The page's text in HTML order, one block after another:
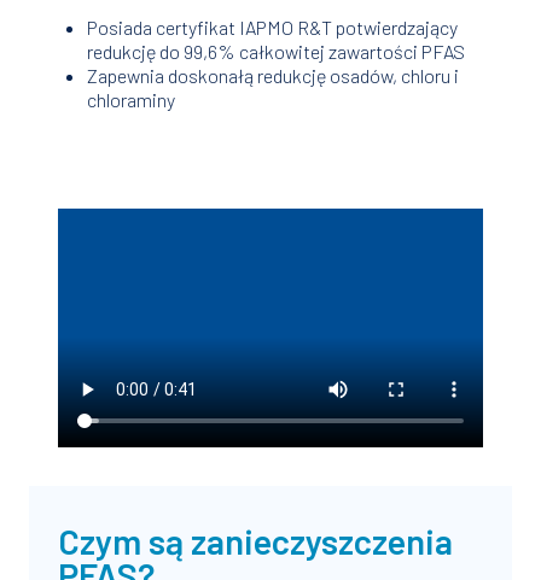
Posiada certyfikat IAPMO R&T potwierdzający
redukcję do 99,6% całkowitej zawartości PFAS
Zapewnia doskonałą redukcję osadów, chloru i
chloraminy
Czym są zanieczyszczenia